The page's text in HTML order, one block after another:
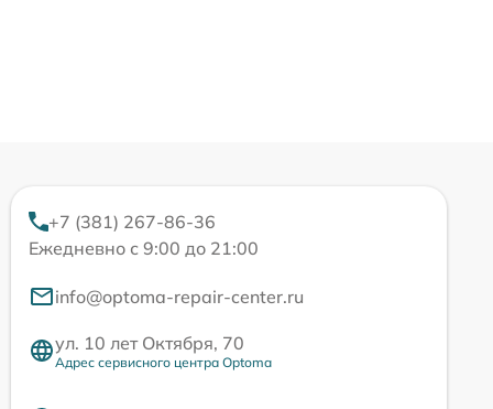
+7 (381) 267-86-36
Ежедневно с 9:00 до 21:00
info@optoma-repair-center.ru
ул. 10 лет Октября, 70
Адрес сервисного центра Optoma